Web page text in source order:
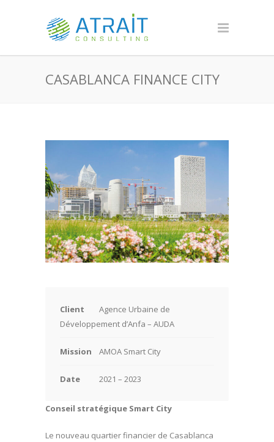
CASABLANCA FINANCE CITY
Client
Agence Urbaine de
Développement d’Anfa – AUDA
Mission AMOA Smart City
Date 2021 – 2023
Conseil stratégique Smart City
Le nouveau quartier financier de Casablanca